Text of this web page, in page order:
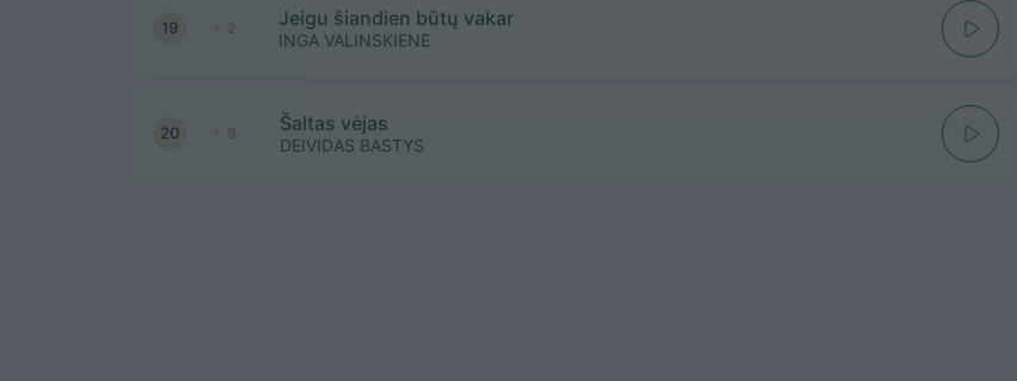
19 2 Jeigu šiandien būtų vakar
INGA VALINSKIENE
20 8 Šaltas vėjas
DEIVIDAS BASTYS